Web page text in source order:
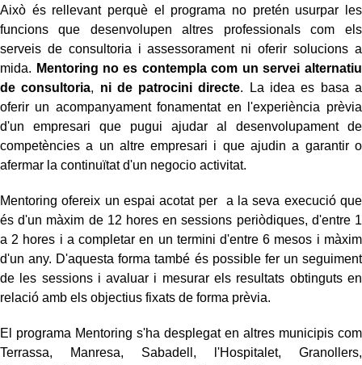
Això és rellevant perquè el programa no pretén usurpar les
funcions que desenvolupen altres professionals com els
serveis de consultoria i assessorament ni oferir solucions a
mida. Mentoring no es contempla com un servei alternatiu
de consultoria, ni de patrocini directe. La idea es basa a
oferir un acompanyament fonamentat en l'experiència prèvia
d'un empresari que pugui ajudar al desenvolupament de
competències a un altre empresari i que ajudin a garantir o
afermar la continuïtat d'un negocio activitat.
Mentoring ofereix un espai acotat per a la seva execució que
és d'un màxim de 12 hores en sessions periòdiques, d'entre 1
a 2 hores i a completar en un termini d'entre 6 mesos i màxim
d'un any. D'aquesta forma també és possible fer un seguiment
de les sessions i avaluar i mesurar els resultats obtinguts en
relació amb els objectius fixats de forma prèvia.
El programa Mentoring s'ha desplegat en altres municipis com
Terrassa, Manresa, Sabadell, l'Hospitalet, Granollers,